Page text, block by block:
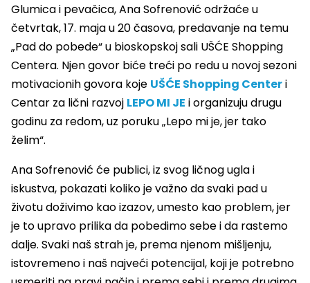
Glumica i pevačica, Ana Sofrenović održaće u
četvrtak, 17. maja u 20 časova, predavanje na temu
„Pad do pobede“ u bioskopskoj sali UŠĆE Shopping
Centera. Njen govor biće treći po redu u novoj sezoni
motivacionih govora koje UŠĆE Shopping Centeri
Centar za lični razvoj LEPO MI JE i organizuju drugu
godinu za redom, uz poruku „Lepo mi je, jer tako
želim“.
Ana Sofrenović će publici, iz svog ličnog ugla i
iskustva, pokazati koliko je važno da svaki pad u
životu doživimo kao izazov, umesto kao problem, jer
je to upravo prilika da pobedimo sebe i da rastemo
dalje. Svaki naš strah je, prema njenom mišljenju,
istovremeno i naš najveći potencijal, koji je potrebno